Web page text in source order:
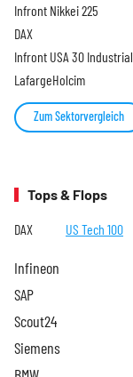
Infront Nikkei 225
DAX
Infront USA 30 Industrial
LafargeHolcim
Zum Sektorvergleich
Tops & Flops
DAX US Tech 100
Infineon
SAP
Scout24
Siemens